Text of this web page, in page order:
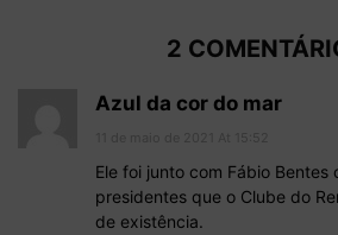
2
Azul da cor do mar
Ele foi junto com Fábio Bentes
presidentes que o Clube do
de existência.